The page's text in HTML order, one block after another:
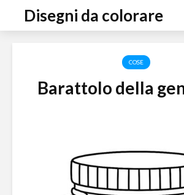
Disegni da colorare
COSE
Barattolo della